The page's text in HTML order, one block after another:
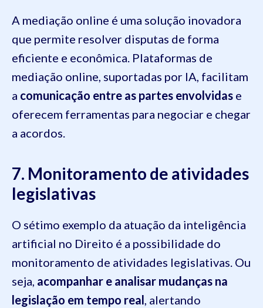
A mediação online é uma solução inovadora
que permite resolver disputas de forma
eficiente e econômica. Plataformas de
mediação online, suportadas por IA, facilitam
a comunicação entre as partes envolvidas e
oferecem ferramentas para negociar e chegar
a acordos.
7. Monitoramento de atividades
legislativas
O sétimo exemplo da atuação da inteligência
artificial no Direito é a possibilidade do
monitoramento de atividades legislativas. Ou
seja, acompanhar e analisar mudanças na
legislação em tempo real, alertando